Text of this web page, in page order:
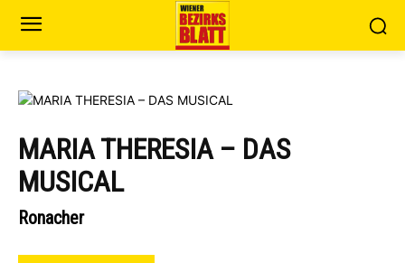
MARIA THERESIA – DAS
MUSICAL
Ronacher